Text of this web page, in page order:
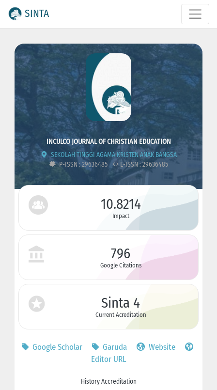
SINTA
INCULCO JOURNAL OF CHRISTIAN EDUCATION
SEKOLAH TINGGI AGAMA KRISTEN ANAK BANGSA
P-ISSN : 29636485
E-ISSN : 29636485
10.8214
Impact
796
Google Citations
Sinta 4
Current Acreditation
Google Scholar Garuda
Website
Editor URL
History Accreditation